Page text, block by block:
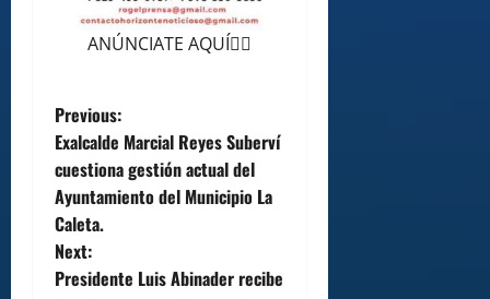
ANÚNCIATE AQUÍ👆🏻
P
o
s
t
Previous:
Exalcalde Marcial Reyes Suberví
cuestiona gestión actual del
Ayuntamiento del Municipio La
Caleta.
Next:
Presidente Luis Abinader recibe